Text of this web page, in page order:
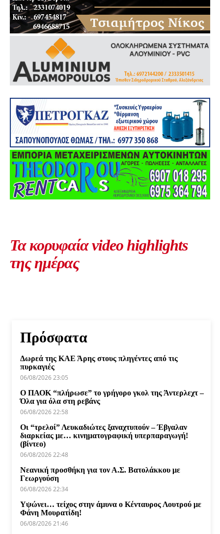
Τα κορυφαία video highlights
της ημέρας
Πρόσφατα
Δωρεά της ΚΑΕ Άρης στους πληγέντες από τις
πυρκαγιές
06/08/2026 23:05
Ο ΠΑΟΚ “πλήρωσε” το γρήγορο γκολ της Άντερλεχτ –
Όλα για όλα στη ρεβάνς
06/08/2026 22:58
Οι “τρελοί” Λευκαδιώτες ξαναχτυπούν – Έβγαλαν
διαρκείας με… κινηματογραφική υπερπαραγωγή!
(βίντεο)
06/08/2026 22:48
Νεανική προσθήκη για τον Α.Σ. Βατολάκκου με
Γεωργούση
06/08/2026 22:34
Υψώνει… τείχος στην άμυνα ο Κένταυρος Λουτρού με
Φάνη Μουρατίδη!
06/08/2026 21:46